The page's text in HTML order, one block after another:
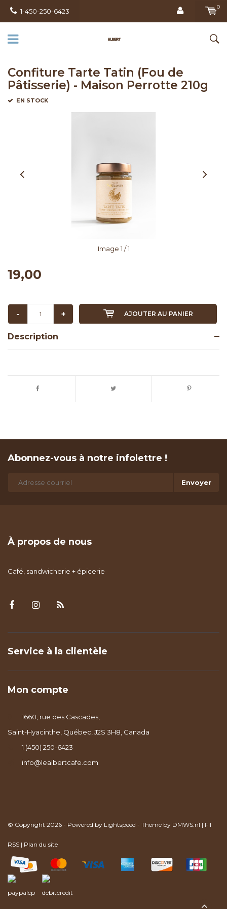
1-450-250-6423
0
Confiture Tarte Tatin (Fou de
Pâtisserie) - Maison Perrotte 210g
EN STOCK
Image 1 / 1
19,00
- + AJOUTER AU PANIER
Description
Abonnez-vous à notre infolettre !
Envoyer
À propos de nous
Café, sandwicherie + épicerie
Service à la clientèle
Mon compte
1660, rue des Cascades,
Saint-Hyacinthe, Québec, J2S 3H8, Canada
1 (450) 250-6423
info@lealbertcafe.com
© Copyright 2026 - Powered by Lightspeed - Theme by DMWS.nl | Fil
RSS | Plan du site